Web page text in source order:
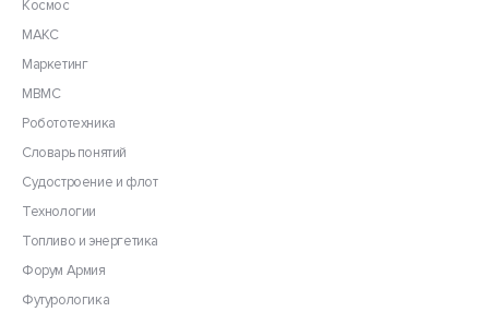
Космос
МАКС
Маркетинг
МВМС
Робототехника
Словарь понятий
Судостроение и флот
Технологии
Топливо и энергетика
Форум Армия
Футурологика